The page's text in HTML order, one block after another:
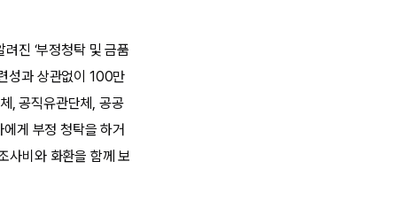
진 ‘부정청탁 및 금품
성과 상관없이 100만
, 공직유관단체, 공공
게 부정 청탁을 하거
사비와 화환을 함께 보